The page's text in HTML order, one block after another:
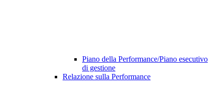
Piano della Performance/Piano esecutivo
di gestione
Relazione sulla Performance